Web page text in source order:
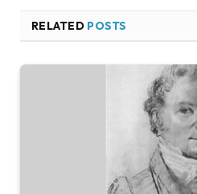
RELATED POSTS